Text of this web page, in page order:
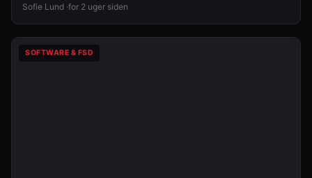
Sofie Lund ·for 2 uger siden
SOFTWARE & FSD